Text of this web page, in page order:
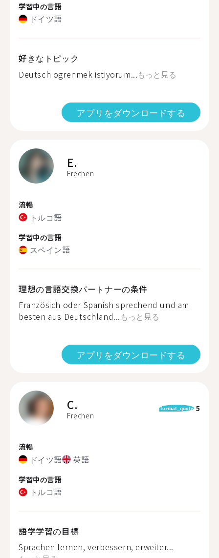
学習中の言語
ドイツ語
好きなトピック
Deutsch ogrenmek istiyorum...もっと見る
アプリをダウンロードする
E.
Frechen
流暢
トルコ語
学習中の言語
スペイン語
理想の言語交換パートナーの条件
Französich oder Spanish sprechend und am
besten aus Deutschland... もっと見る
アプリをダウンロードする
C.
Frechen
format_quote 5
流暢
ドイツ語 英語
学習中の言語
トルコ語
語学学習の目標
Sprachen lernen, verbessern, erweiter...